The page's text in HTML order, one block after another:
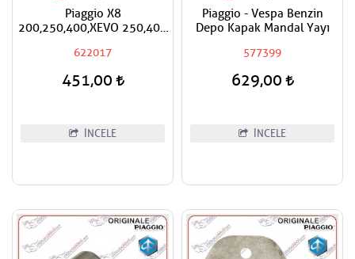
Piaggio X8
200,250,400,XEVO 250,400
622017
451,00
İNCELE
Piaggio - Vespa Benzin
Depo Kapak Mandal Yayı
577399
629,00
İNCELE